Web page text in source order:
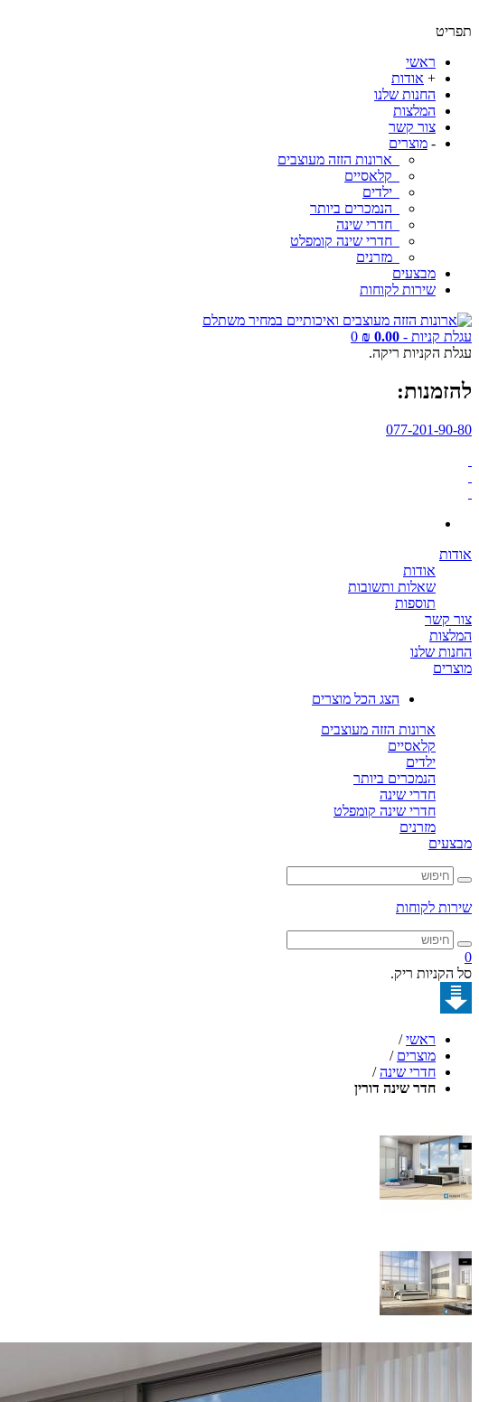
תפריט
ראשי
+ אודות
החנות שלנו
המלצות
צור קשר
- מוצרים
ארונות הזזה מעוצבים
קלאסיים
ילדים
הנמכרים ביותר
חדרי שינה
חדרי שינה קומפלט
מזרנים
מבצעים
שירות לקוחות
עגלת קניות - 0.00 ₪
0
עגלת הקניות ריקה.
להזמנות:
077-201-90-80
אודות
אודות
שאלות ותשובות
תוספות
צור קשר
המלצות
החנות שלנו
מוצרים
הצג הכל מוצרים
ארונות הזזה מעוצבים
קלאסיים
ילדים
הנמכרים ביותר
חדרי שינה
חדרי שינה קומפלט
מזרנים
מבצעים
שירות לקוחות
0
סל הקניות ריק.
ראשי /
מוצרים /
חדרי שינה /
חדר שינה דורין